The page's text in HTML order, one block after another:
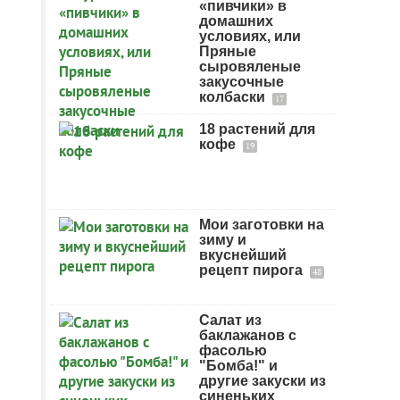
«пивчики» в
домашних
условиях, или
Пряные
сыровяленые
закусочные
колбаски
17
18 растений для
кофе
19
Мои заготовки на
зиму и
вкуснейший
рецепт пирога
48
Салат из
баклажанов с
фасолью
"Бомба!" и
другие закуски из
синеньких